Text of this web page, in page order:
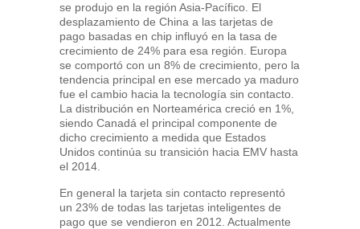
se produjo en la región Asia-Pacífico. El
desplazamiento de China a las tarjetas de
pago basadas en chip influyó en la tasa de
crecimiento de 24% para esa región. Europa
se comportó con un 8% de crecimiento, pero la
tendencia principal en ese mercado ya maduro
fue el cambio hacia la tecnología sin contacto.
La distribución en Norteamérica creció en 1%,
siendo Canadá el principal componente de
dicho crecimiento a medida que Estados
Unidos continúa su transición hacia EMV hasta
el 2014.
En general la tarjeta sin contacto representó
un 23% de todas las tarjetas inteligentes de
pago que se vendieron en 2012. Actualmente